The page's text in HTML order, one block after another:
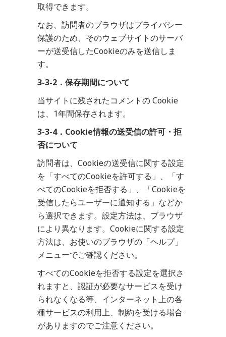
取得できます。
なお、訪問者のブラウザはプライバシー
保護のため、そのウェブサイトのサーバ
ーが送受信したCookieのみを送信しま
す。
3-3-2．保存期間について
当サイトに残されたコメントの Cookie
は、1年間保存されます。
3-3-4．Cookie情報の送受信の許可・拒
否について
訪問者は、Cookieの送受信に関する設定
を「すべてのCookieを許可する」、「す
べてのCookieを拒否する」、「Cookieを
受信したらユーザーに通知する」などか
ら選択できます。設定方法は、ブラウザ
により異なります。Cookieに関する設定
方法は、お使いのブラウザの「ヘルプ」
メニューでご確認ください。
すべてのCookieを拒否する設定を選択さ
れますと、認証が必要なサービスを受け
られなくなる等、インターネット上の各
種サービスの利用上、制約を受ける場合
がありますのでご注意ください。